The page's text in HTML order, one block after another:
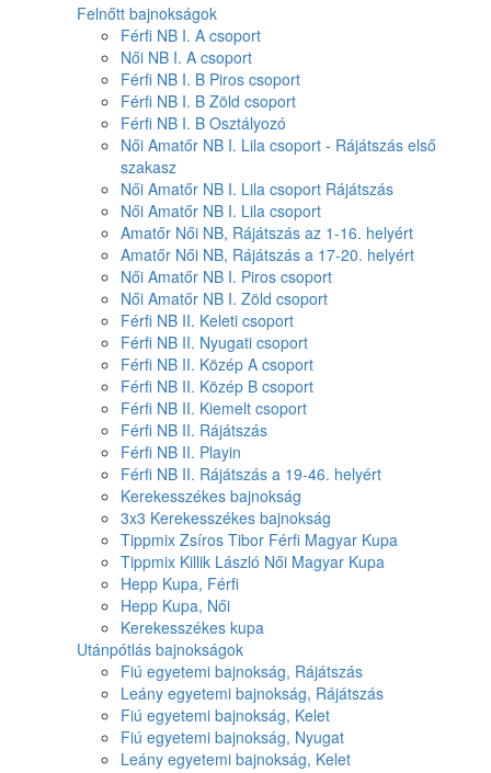
Felnőtt bajnokságok
Férfi NB I. A csoport
Női NB I. A csoport
Férfi NB I. B Piros csoport
Férfi NB I. B Zöld csoport
Férfi NB I. B Osztályozó
Női Amatőr NB I. Lila csoport - Rájátszás első
szakasz
Női Amatőr NB I. Lila csoport Rájátszás
Női Amatőr NB I. Lila csoport
Amatőr Női NB, Rájátszás az 1-16. helyért
Amatőr Női NB, Rájátszás a 17-20. helyért
Női Amatőr NB I. Piros csoport
Női Amatőr NB I. Zöld csoport
Férfi NB II. Keleti csoport
Férfi NB II. Nyugati csoport
Férfi NB II. Közép A csoport
Férfi NB II. Közép B csoport
Férfi NB II. Kiemelt csoport
Férfi NB II. Rájátszás
Férfi NB II. Playin
Férfi NB II. Rájátszás a 19-46. helyért
Kerekesszékes bajnokság
3x3 Kerekesszékes bajnokság
Tippmix Zsíros Tibor Férfi Magyar Kupa
Tippmix Killik László Női Magyar Kupa
Hepp Kupa, Férfi
Hepp Kupa, Női
Kerekesszékes kupa
Utánpótlás bajnokságok
Fiú egyetemi bajnokság, Rájátszás
Leány egyetemi bajnokság, Rájátszás
Fiú egyetemi bajnokság, Kelet
Fiú egyetemi bajnokság, Nyugat
Leány egyetemi bajnokság, Kelet